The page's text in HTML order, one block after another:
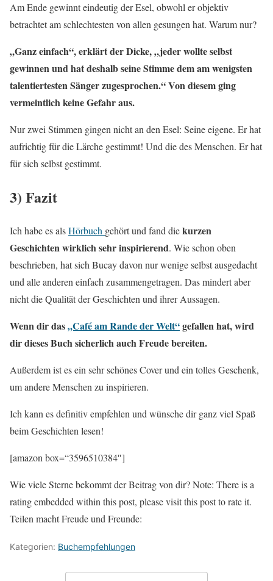
Am Ende gewinnt eindeutig der Esel, obwohl er objektiv
betrachtet am schlechtesten von allen gesungen hat. Warum nur?
„Ganz einfach“, erklärt der Dicke, „jeder wollte selbst
gewinnen und hat deshalb seine Stimme dem am wenigsten
talentiertesten Sänger zugesprochen.“ Von diesem ging
vermeintlich keine Gefahr aus.
Nur zwei Stimmen gingen nicht an den Esel: Seine eigene. Er hat
aufrichtig für die Lärche gestimmt! Und die des Menschen. Er hat
für sich selbst gestimmt.
3) Fazit
Ich habe es alsHörbuch gehört und fand diekurzen
Geschichten wirklich sehr inspirierend. Wie schon oben
beschrieben, hat sich Bucay davon nur wenige selbst ausgedacht
und alle anderen einfach zusammengetragen. Das mindert aber
nicht die Qualität der Geschichten und ihrer Aussagen.
Wenn dir das„Café am Rande der Welt“gefallen hat, wird
dir dieses Buch sicherlich auch Freude bereiten.
Außerdem ist es ein sehr schönes Cover und ein tolles Geschenk,
um andere Menschen zu inspirieren.
Ich kann es definitiv empfehlen und wünsche dir ganz viel Spaß
beim Geschichten lesen!
[amazon box=“3596510384″]
Wie viele Sterne bekommt der Beitrag von dir? Note: There is a
rating embedded within this post, please visit this post to rate it.
Teilen macht Freude und Freunde:
Kategorien: Buchempfehlungen